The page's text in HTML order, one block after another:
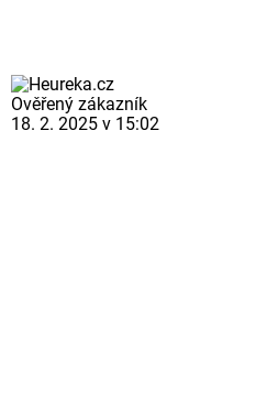
Ověřený zákazník
18. 2. 2025 v 15:02